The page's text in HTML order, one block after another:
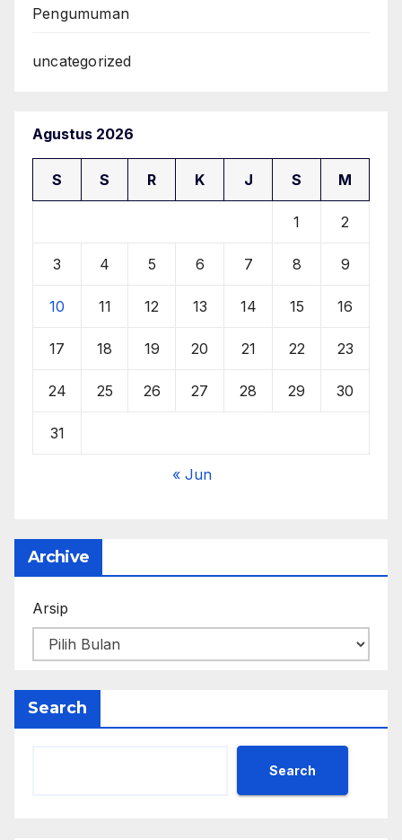
Pengumuman
uncategorized
Agustus 2026
S S R K J S M
1 2
3 4 5 6 7 8 9
10 11 12 13 14 15 16
17 18 19 20 21 22 23
24 25 26 27 28 29 30
31
« Jun
Archive
Arsip
Search
Search